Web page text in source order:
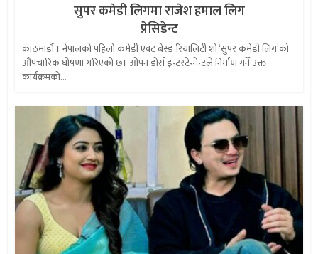
सुपर कमेडी लिगमा राजेश हमाल लिग
प्रेसिडेन्ट
काठमाडौं । नेपालको पहिलो कमेडी एक्ट बेस्ड रियालिटी शो ‘सुपर कमेडी लिग’को
औपचारिक घोषणा गरिएको छ। ओपन डोर्स इन्टरटेन्मेन्टले निर्माण गर्ने उक्त
कार्यक्रमको...